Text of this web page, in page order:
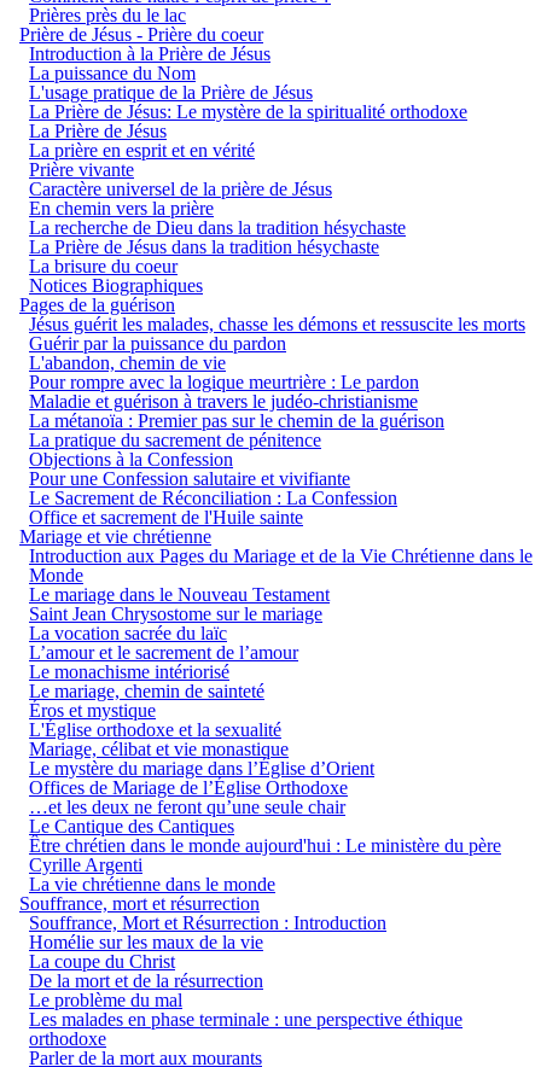
Prières près du le lac
Prière de Jésus - Prière du coeur
Introduction à la Prière de Jésus
La puissance du Nom
L'usage pratique de la Prière de Jésus
La Prière de Jésus: Le mystère de la spiritualité orthodoxe
La Prière de Jésus
La prière en esprit et en vérité
Prière vivante
Caractère universel de la prière de Jésus
En chemin vers la prière
La recherche de Dieu dans la tradition hésychaste
La Prière de Jésus dans la tradition hésychaste
La brisure du coeur
Notices Biographiques
Pages de la guérison
Jésus guérit les malades, chasse les démons et ressuscite les morts
Guérir par la puissance du pardon
L'abandon, chemin de vie
Pour rompre avec la logique meurtrière : Le pardon
Maladie et guérison à travers le judéo-christianisme
La métanoïa : Premier pas sur le chemin de la guérison
La pratique du sacrement de pénitence
Objections à la Confession
Pour une Confession salutaire et vivifiante
Le Sacrement de Réconciliation : La Confession
Office et sacrement de l'Huile sainte
Mariage et vie chrétienne
Introduction aux Pages du Mariage et de la Vie Chrétienne dans le
Monde
Le mariage dans le Nouveau Testament
Saint Jean Chrysostome sur le mariage
La vocation sacrée du laïc
L’amour et le sacrement de l’amour
Le monachisme intériorisé
Le mariage, chemin de sainteté
Éros et mystique
L'Église orthodoxe et la sexualité
Mariage, célibat et vie monastique
Le mystère du mariage dans l’Église d’Orient
Offices de Mariage de l’Église Orthodoxe
…et les deux ne feront qu’une seule chair
Le Cantique des Cantiques
Être chrétien dans le monde aujourd'hui : Le ministère du père
Cyrille Argenti
La vie chrétienne dans le monde
Souffrance, mort et résurrection
Souffrance, Mort et Résurrection : Introduction
Homélie sur les maux de la vie
La coupe du Christ
De la mort et de la résurrection
Le problème du mal
Les malades en phase terminale : une perspective éthique
orthodoxe
Parler de la mort aux mourants